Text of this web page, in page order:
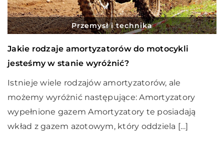
Przemysł i technika
Jakie rodzaje amortyzatorów do motocykli
jesteśmy w stanie wyróżnić?
Istnieje wiele rodzajów amortyzatorów, ale
możemy wyróżnić następujące: Amortyzatory
wypełnione gazem Amortyzatory te posiadają
wkład z gazem azotowym, który oddziela […]